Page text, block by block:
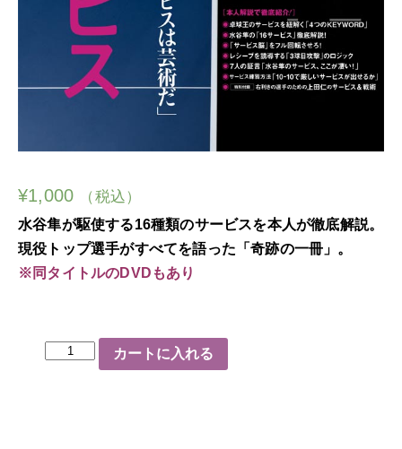
¥1,000 （税込）
水谷隼が駆使する16種類のサービスを本人が徹底解説。
現役トップ選手がすべてを語った「奇跡の一冊」。
※同タイトルのDVDもあり
カートに入れる